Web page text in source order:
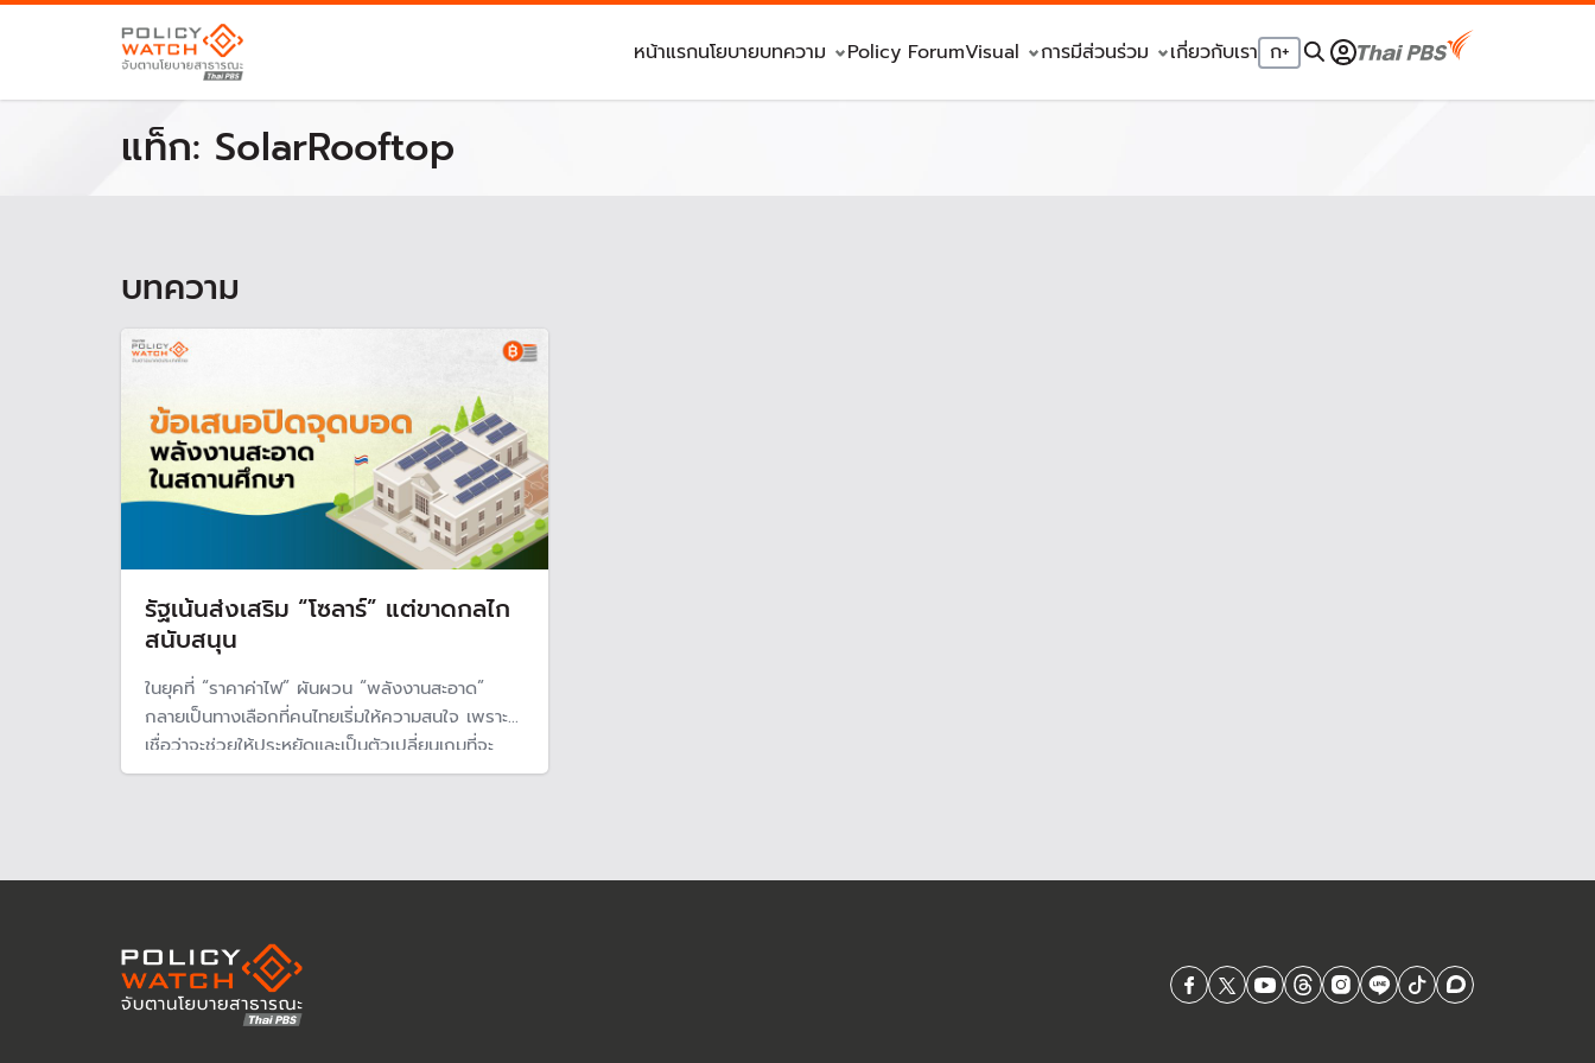
หน้าแรกนโยบายบทความ Policy ForumVisual การมีส่วนร่วม เกี่ยวกับเรา ก+
แท็ก: SolarRooftop
บทความ
รัฐเน้นส่งเสริม “โซลาร์” แต่ขาดกลไก
สนับสนุน
ในยุคที่ “ราคาค่าไฟ” ผันผวน “พลังงานสะอาด”
กลายเป็นทางเลือกที่คนไทยเริ่มให้ความสนใจ เพราะ
เชื่อว่าจะช่วยให้ประหยัดและเป็นตัวเปลี่ยนเกมที่จะ
ทำให้ระบบไฟฟ้ายั่งยืน รวมถึงหน่วยงานราชการ ที่